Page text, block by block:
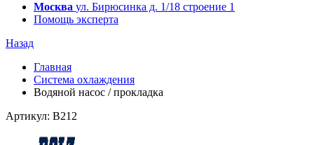
Москва ул. Бирюсинка д. 1/18 строение 1
Помощь эксперта
Назад
Главная
Система охлаждения
Водяной насос / прокладка
Артикул: B212